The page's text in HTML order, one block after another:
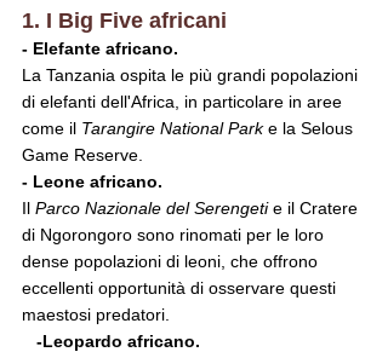
1. I Big Five africani
- Elefante africano.
La Tanzania ospita le più grandi popolazioni
di elefanti dell'Africa, in particolare in aree
come il Tarangire National Park e la Selous
Game Reserve.
- Leone africano.
Il Parco Nazionale del Serengeti e il Cratere
di Ngorongoro sono rinomati per le loro
dense popolazioni di leoni, che offrono
eccellenti opportunità di osservare questi
maestosi predatori.
-Leopardo africano.